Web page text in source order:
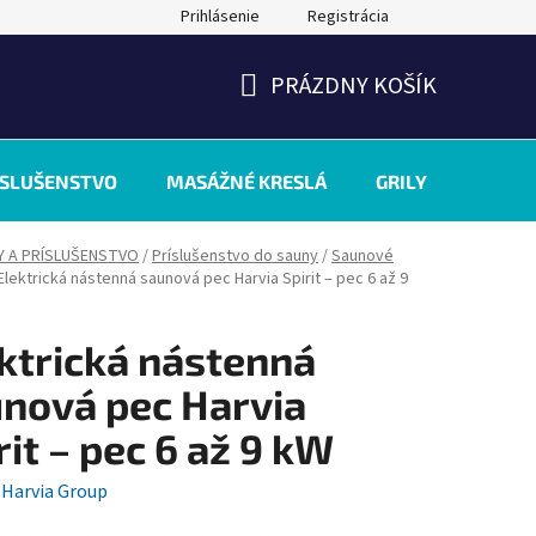
Prihlásenie Registrácia
KOŠÍK
PRÁZDNY KOŠÍK
MASÁŽNÉ KRESLÁ GRILY
A PRÍSLUŠENSTVO /Príslušenstvo do sauny/Saunové
nástenná saunová pec Harvia Spirit – pec 6 až 9
nástenná
pec Harvia
– pec 6 až 9 kW
Harvia Group